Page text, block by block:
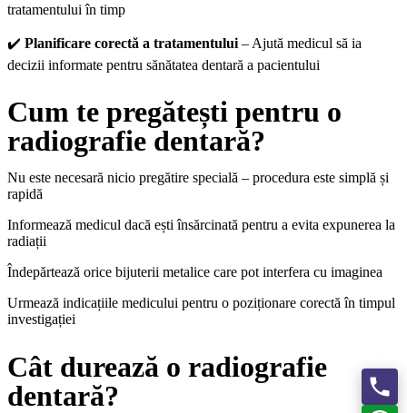
tratamentului în timp
✔️ Planificare corectă a tratamentului – Ajută medicul să ia
decizii informate pentru sănătatea dentară a pacientului
Cum te pregătești pentru o
radiografie dentară?
Nu este necesară nicio pregătire specială – procedura este simplă și
rapidă
Informează medicul dacă ești însărcinată pentru a evita expunerea la
radiații
Îndepărtează orice bijuterii metalice care pot interfera cu imaginea
Urmează indicațiile medicului pentru o poziționare corectă în timpul
investigației
Cât durează o radiografie
dentară?